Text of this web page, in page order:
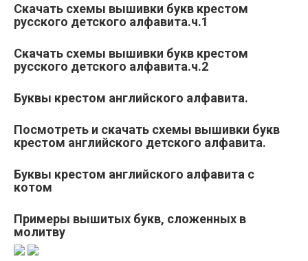
Скачать схемы вышивки букв крестом
русского детского алфавита.ч.1
Скачать схемы вышивки букв крестом
русского детского алфавита.ч.2
Буквы крестом английского алфавита.
Посмотреть и скачать схемы вышивки букв
крестом английского детского алфавита.
Буквы крестом английского алфавита с
котом
Примеры вышитых букв, сложенных в
молитву